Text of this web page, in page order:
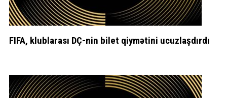
FIFA, klublarası DÇ-nin bilet qiymətini ucuzlaşdırdı